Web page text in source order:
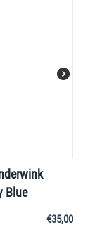
Blue
€35,00